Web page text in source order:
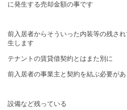
に発生する売却金額の事です
前入居者からそういった内装等の残さ
生します
テナントの賃貸借契約とはまた別に
前入居者の事業主と契約を結ぶ必要が
設備など残っている